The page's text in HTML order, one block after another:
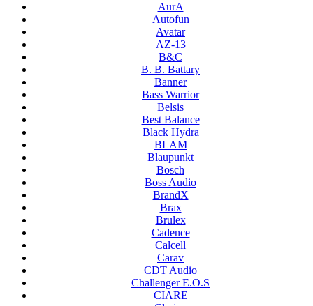
AurA
Autofun
Avatar
AZ-13
B&C
B. B. Battary
Banner
Bass Warrior
Belsis
Best Balance
Black Hydra
BLAM
Blaupunkt
Bosch
Boss Audio
BrandX
Brax
Brulex
Cadence
Calcell
Carav
CDT Audio
Challenger E.O.S
CIARE